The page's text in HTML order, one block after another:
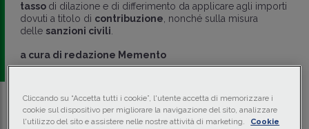
tasso di dilazione e di differimento da applicare agli importi
dovuti a titolo di contribuzione , nonché sulla misura
delle sanzioni civili
a cura di redazione Memento
Traduci con IA Ascolta la news
Cliccando su “Accetta tutti i cookie”, l'utente accetta di memorizzare i
cookie sul dispositivo per migliorare la navigazione del sito, analizzare
l'utilizzo del sito e assistere nelle nostre attività di marketing.
Cookie